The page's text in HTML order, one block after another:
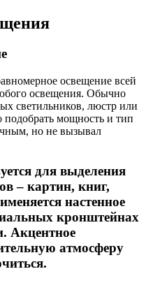
освещение всей
освещения. Обычно
светильников, люстр или
мощность и тип
но не вызывал
для выделения
– картин, книг,
настенное
кронштейнах
Акцентное
атмосферу